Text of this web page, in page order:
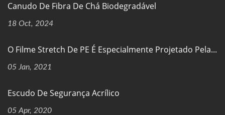
Canudo De Fibra De Chá Biodegradável
18 Oct, 2024
O Filme Stretch De PE É Especialmente Projetado Pela...
05 Jan, 2021
Escudo De Segurança Acrílico
05 Apr, 2020